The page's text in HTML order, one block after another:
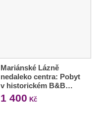
Mariánské Lázně
nedaleko centra: Pobyt
v historickém B&B…
1 400 Kč